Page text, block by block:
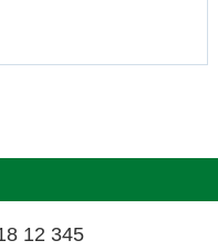
12 345